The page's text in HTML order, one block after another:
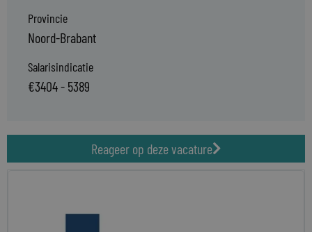
Provincie
Noord-Brabant
Salarisindicatie
€3404 - 5389
Reageer op deze vacature